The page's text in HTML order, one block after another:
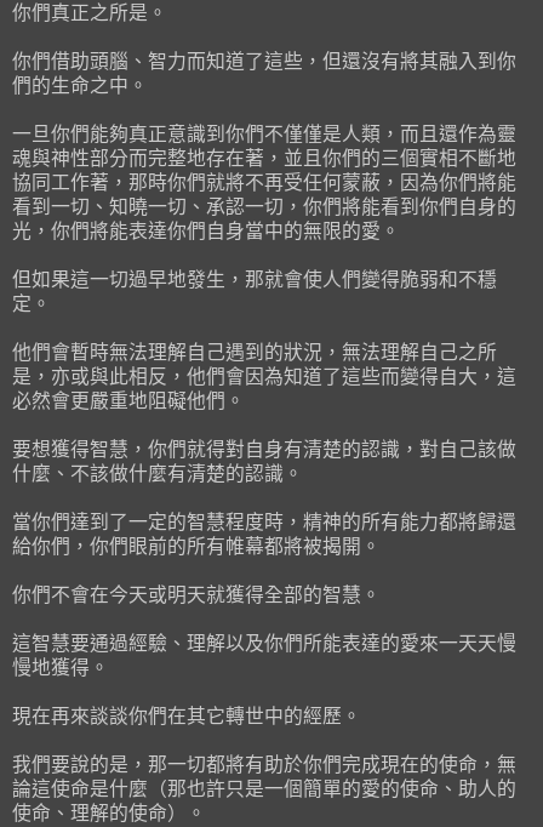
你們真正之所是。
你們借助頭腦、智力而知道了這些，但還沒有將其融入到你
們的生命之中。
一旦你們能夠真正意識到你們不僅僅是人類，而且還作為靈
魂與神性部分而完整地存在著，並且你們的三個實相不斷地
協同工作著，那時你們就將不再受任何蒙蔽，因為你們將能
看到一切、知曉一切、承認一切，你們將能看到你們自身的
光，你們將能表達你們自身當中的無限的愛。
但如果這一切過早地發生，那就會使人們變得脆弱和不穩
定。
他們會暫時無法理解自己遇到的狀況，無法理解自己之所
是，亦或與此相反，他們會因為知道了這些而變得自大，這
必然會更嚴重地阻礙他們。
要想獲得智慧，你們就得對自身有清楚的認識，對自己該做
什麼、不該做什麼有清楚的認識。
當你們達到了一定的智慧程度時，精神的所有能力都將歸還
給你們，你們眼前的所有帷幕都將被揭開。
你們不會在今天或明天就獲得全部的智慧。
這智慧要通過經驗、理解以及你們所能表達的愛來一天天慢
慢地獲得。
現在再來談談你們在其它轉世中的經歷。
我們要說的是，那一切都將有助於你們完成現在的使命，無
論這使命是什麼（那也許只是一個簡單的愛的使命、助人的
使命、理解的使命）。